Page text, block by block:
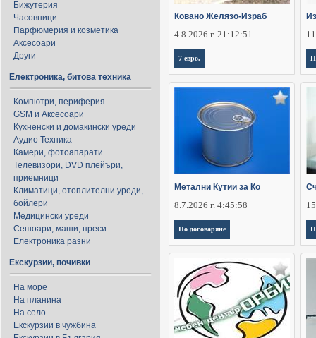
Бижутерия
Часовници
Парфюмерия и козметика
Аксесоари
Други
Електроника, битова техника
Компютри, периферия
GSM и Аксесоари
Кухненски и домакински уреди
Аудио Техника
Камери, фотоапарати
Телевизори, DVD плейъри,
приемници
Климатици, отоплителни уреди,
бойлери
Медицински уреди
Сешоари, маши, преси
Електроника разни
Екскурзии, почивки
На море
На планина
На село
Екскурзии в чужбина
Ковано Желязо-Израб
4.8.2026 г. 21:12:51
7 евро.
Метални Кутии за Ко
8.7.2026 г. 4:45:58
По договаряне